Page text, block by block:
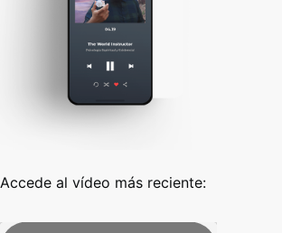
Accede al vídeo más reciente: